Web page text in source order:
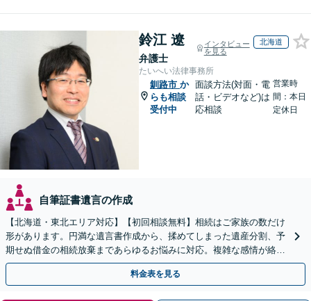
鈴江 遼
弁護士
インタビュー
を見る
北海道
たいへい法律事務所
釧路市 か
らも相談
受付中
面談方法(対面・電
話・ビデオなど)は
応相談
営業時
間：本日
定休日
自筆証書遺言の作成
【北海道・東北エリア対応】【初回相談無料】相続はご家族の数だけ
形があります。円満な遺言書作成から、揉めてしまった遺産分割、予
期せぬ借金の相続放棄まであらゆるお悩みに対応。複雑な感情が絡む
相続トラブルもまずはご相談ください。WEB面談可。
料金表を見る